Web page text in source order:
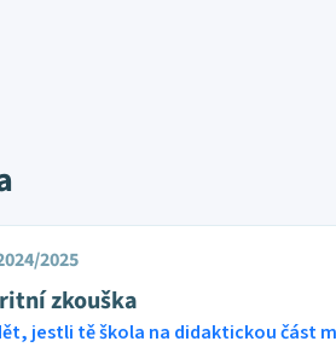
2025
zkouška
jestli tě škola na didaktickou část